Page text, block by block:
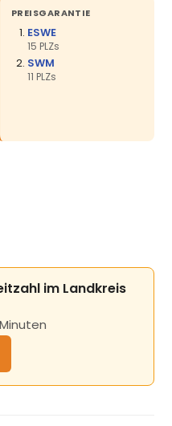
PREISGARANTIE
ESWE
15 PLZs
SWM
11 PLZs
im Landkreis